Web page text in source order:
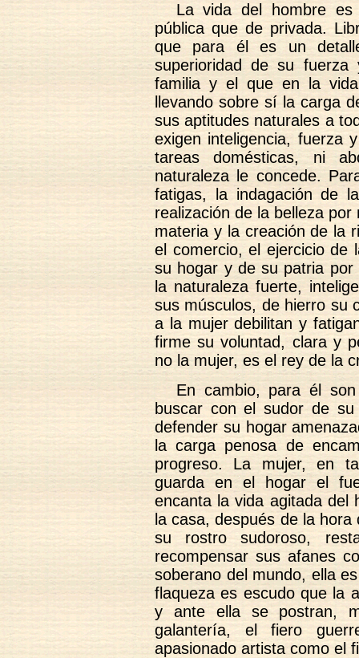
La vida del hombre
pública que de privada.
que para él es un
superioridad de su
familia y el que en la
llevando sobre sí la carga
sus aptitudes naturales a
exigen inteligencia, fuerza
tareas domésticas, ni
naturaleza le concede.
fatigas, la indagación de
realización de la belleza
materia y la creación de la
el comercio, el ejercicio de
su hogar y de su patria
la naturaleza fuerte,
sus músculos, de hierro su
a la mujer debilitan y
firme su voluntad, clara y
no la mujer, es el rey de la
En cambio, para él
buscar con el sudor de
defender su hogar
la carga penosa de
progreso. La mujer, en
guarda en el hogar el
encanta la vida agitada del
la casa, después de la
su rostro sudoroso,
recompensar sus afanes
soberano del mundo, ella
flaqueza es escudo que la
y ante ella se postran,
galantería, el fiero
apasionado artista como el